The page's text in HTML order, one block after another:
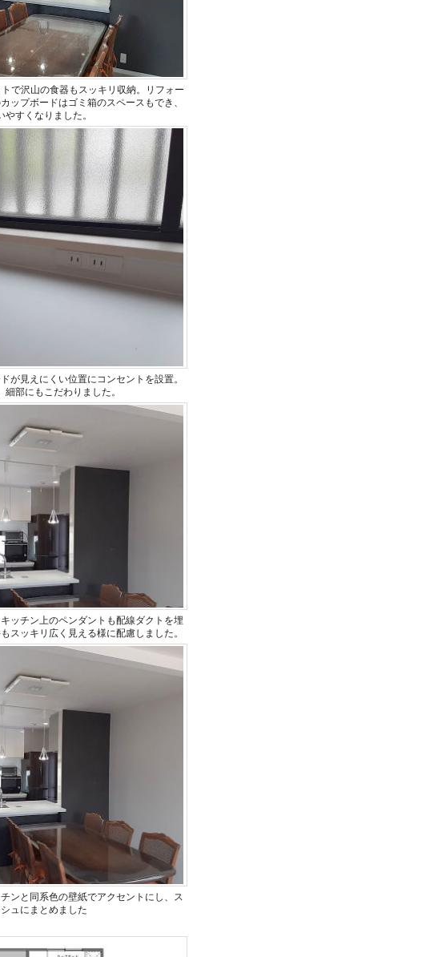
で沢山の食器もスッキリ収納。リフォー
ップボードはゴミ箱のスペースもでき、
やすくなりました。
が見えにくい位置にコンセントを設置。
部にもこだわりました。
ッチン上のペンダントも配線ダクトを埋
スッキリ広く見える様に配慮しました。
ンと同系色の壁紙でアクセントにし、ス
ュにまとめました